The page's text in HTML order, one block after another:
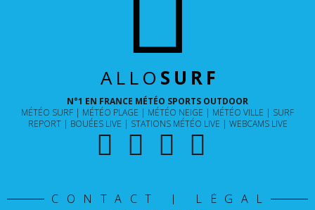
ALLO SURF
N°1 EN FRANCE MÉTÉO SPORTS OUTDOOR
MÉTÉO SURF
MÉTÉO PLAGE MÉTÉO NEIGE MÉTÉO VILLE
SURF
REPORT
BOUÉES LIVE STATIONS MÉTÉO LIVE WEBCAMS LIVE
CONTACT | LÉGAL